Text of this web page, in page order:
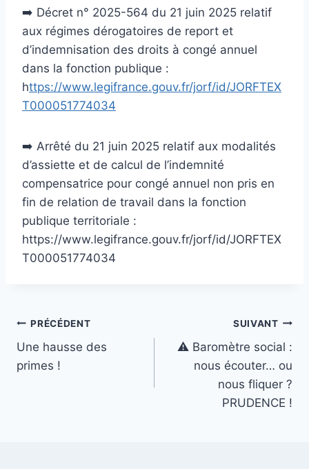
➡️ Décret n° 2025-564 du 21 juin 2025 relatif
aux régimes dérogatoires de report et
d’indemnisation des droits à congé annuel
dans la fonction publique :
https://www.legifrance.gouv.fr/jorf/id/JORFTEX
T000051774034
➡️ Arrêté du 21 juin 2025 relatif aux modalités
d’assiette et de calcul de l’indemnité
compensatrice pour congé annuel non pris en
fin de relation de travail dans la fonction
publique territoriale :
https://www.legifrance.gouv.fr/jorf/id/JORFTEX
T000051774034
Navigation
de
PRÉCÉDENT
Une hausse des
primes !
SUIVANT
⚠️ Baromètre social :
nous écouter… ou
nous fliquer ?
PRUDENCE !